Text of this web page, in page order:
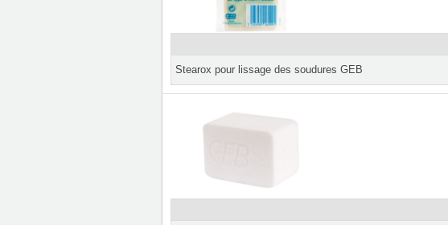
Stearox pour lissage des soudures GEB